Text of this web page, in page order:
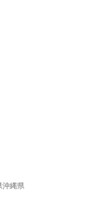
沖縄県